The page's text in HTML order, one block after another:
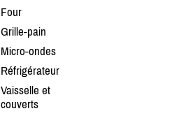
Four
Grille-pain
Micro-ondes
Réfrigérateur
Vaisselle et
couverts